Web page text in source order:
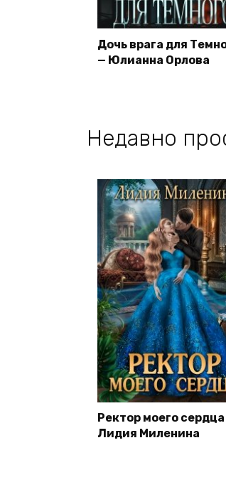
Дочь врага для
— Юлианна Орлова
Недавно
Ректор моего
Лидия Миленина